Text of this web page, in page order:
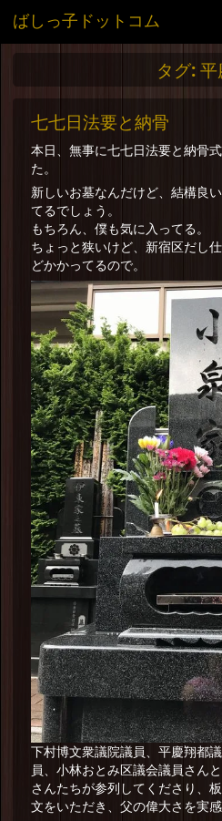
ばしっ子ドットコム
タグ:平
七七日法要と納骨
本日、無事に七七日法要と納骨
た。
新しいお墓なんだけど、結構良
てるでしょう。
もちろん、僕も気に入ってる。
ちょっと狭いけど、新宿区だし
どかかってるので。
下村博文衆議院議員、平慶翔都
員、小林おとみ区議会議員さん
さんたちが参列してくださり、
文をいただき、父の偉大さを実